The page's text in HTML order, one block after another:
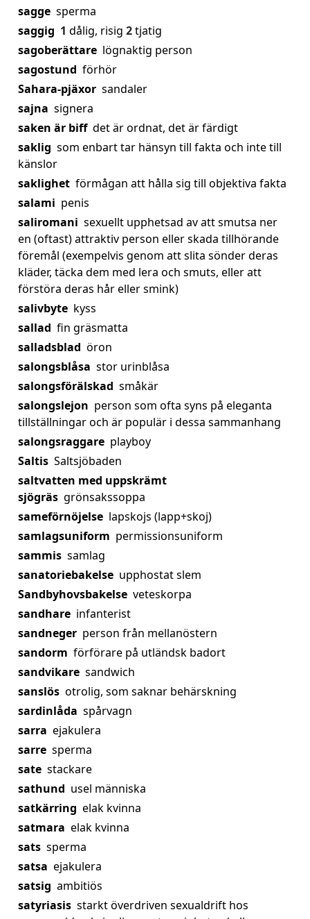
sagge sperma
saggig 1 dålig, risig 2tjatig
sagoberättare lögnaktig person
sagostund förhör
Sahara-pjäxor sandaler
sajna signera
saken är biff det är ordnat, det är färdigt
saklig som enbart tar hänsyn till fakta och inte till
känslor
saklighet förmågan att hålla sig till objektiva fakta
salami penis
saliromani sexuellt upphetsad av att smutsa ner
en (oftast) attraktiv person eller skada tillhörande
föremål (exempelvis genom att slita sönder deras
kläder, täcka dem med lera och smuts, eller att
förstöra deras hår eller smink)
salivbyte kyss
sallad fin gräsmatta
salladsblad öron
salongsblåsa stor urinblåsa
salongsförälskad småkär
salongslejon person som ofta syns på eleganta
tillställningar och är populär i dessa sammanhang
salongsraggare playboy
Saltis Saltsjöbaden
saltvatten med uppskrämt
sjögräs grönsakssoppa
sameförnöjelse lapskojs (lapp+skoj)
samlagsuniform permissionsuniform
sammis samlag
sanatoriebakelse upphostat slem
Sandbyhovsbakelse veteskorpa
sandhare infanterist
sandneger person från mellanöstern
sandorm förförare på utländsk badort
sandvikare sandwich
sanslös otrolig, som saknar behärskning
sardinlåda spårvagn
sarra ejakulera
sarre sperma
sate stackare
sathund usel människa
satkärring elak kvinna
satmara elak kvinna
sats sperma
satsa ejakulera
satsig ambitiös
satyriasis starkt överdriven sexualdrift hos